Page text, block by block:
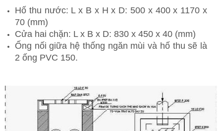
Hố thu nước: L x B x H x D: 500 x 400 x 1170 x
70 (mm)
Cửa hai chặn: L x B x D: 830 x 450 x 40 (mm)
Ống nối giữa hệ thống ngăn mùi và hố thu sẽ là
2 ống PVC 150.